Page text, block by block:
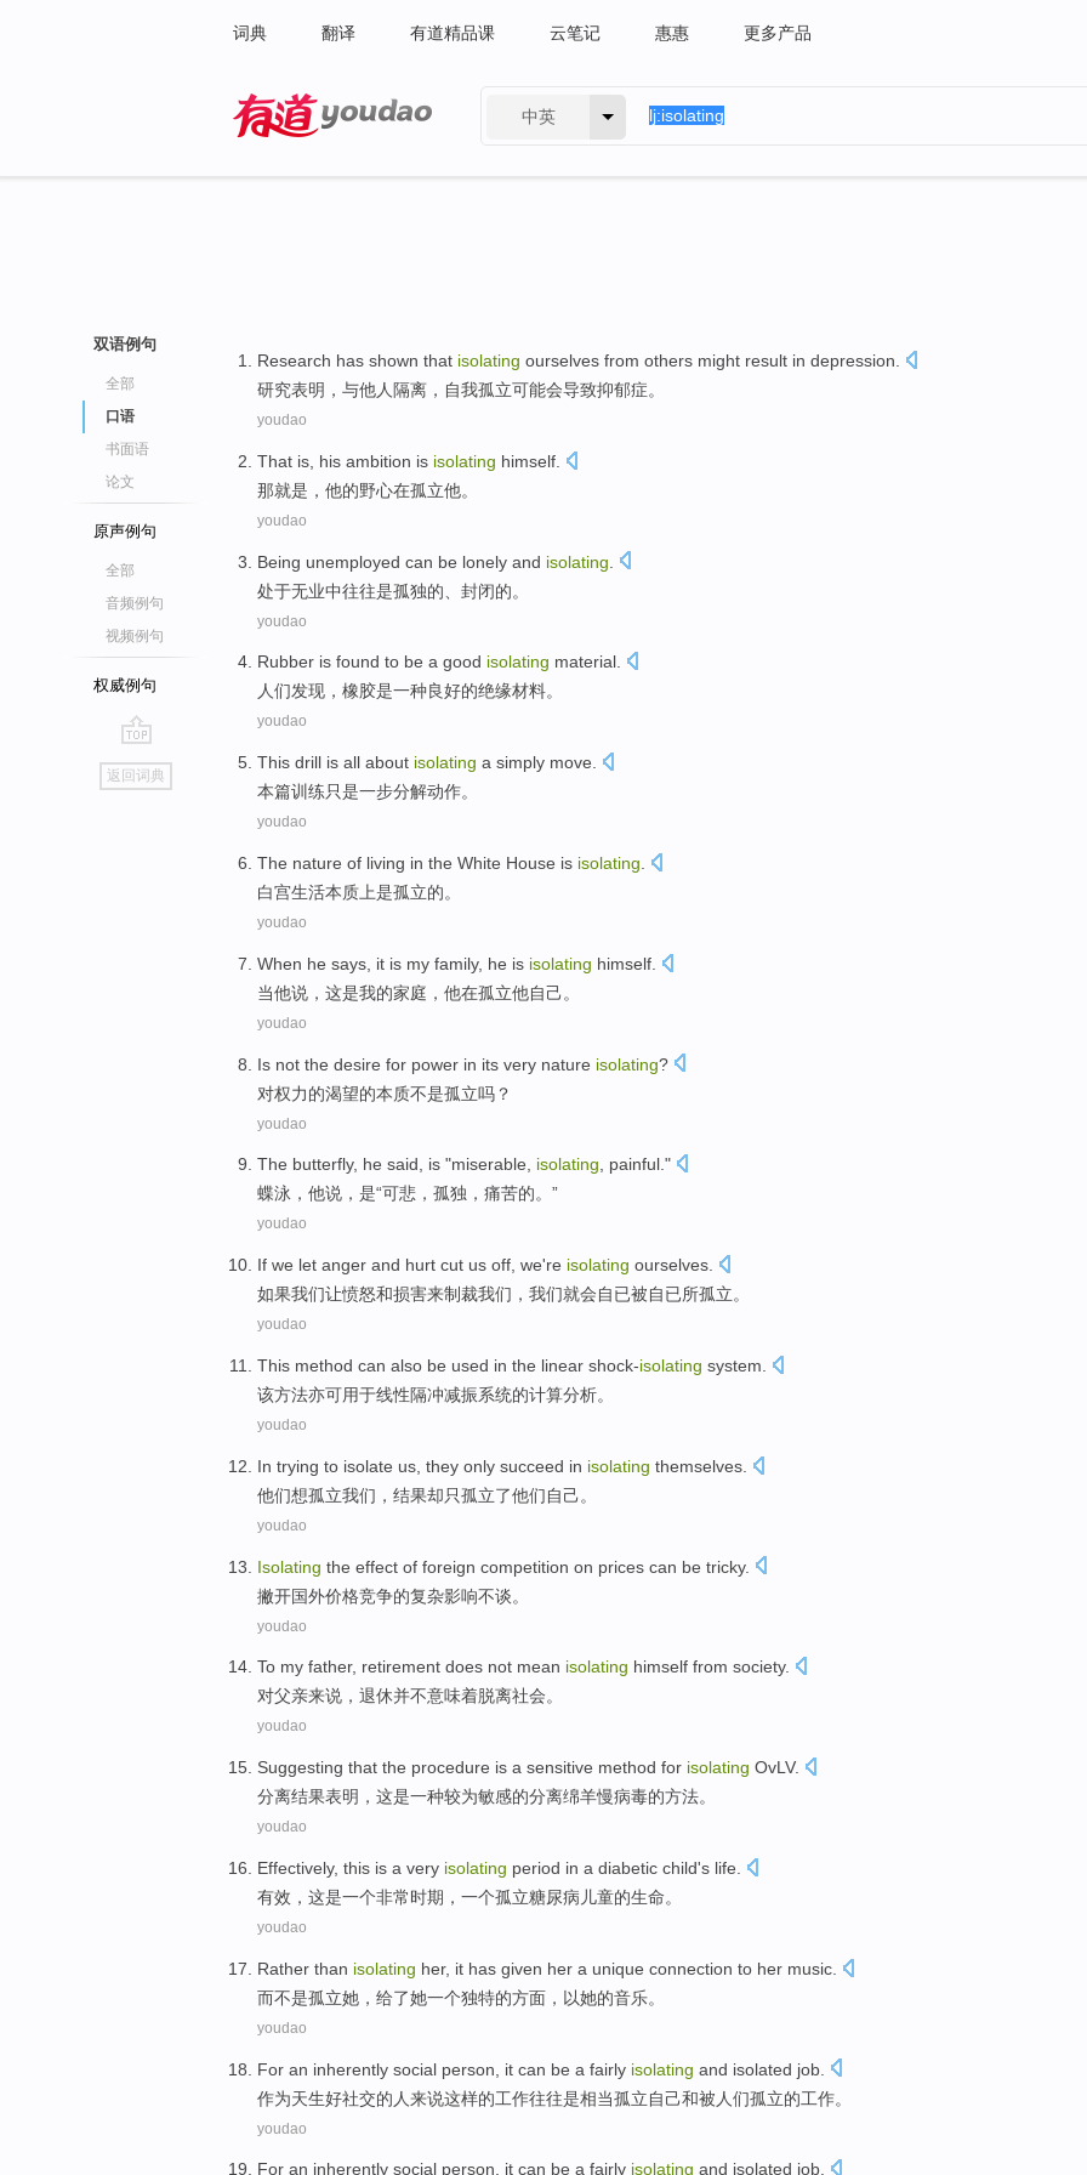
词典 翻译 有道精品课 云笔记 惠惠 更多产品
中英
双语例句
全部
口语
书面语
论文
原声例句
全部
音频例句
视频例句
权威例句
go
top
返回词典
Research has shown that isolating ourselves from others might result in depression
研究表明 ， 与他人 隔离 ， 自我孤立可能会导致抑郁症。
youdao
That is his ambition is isolating himself
那就是 ， 他的野心在孤立他。
youdao
Being unemployed can be lonely and isolating
处于无业中往往是孤独的、封闭的。
youdao
Rubber is found to be a good isolating material.
人们发现 ， 橡胶是一种良好的绝缘材料。
youdao
This drill is all about isolating a simply move
本篇训练只是一步分解动作。
youdao
The nature of living in the White House is isolating
白宫生活本质 上是孤立的。
youdao
When he says it is my family, he is isolating himself
当他说 ， 这是我的家庭 ，他在孤立他自己。
youdao
Is not the desire for power in its very nature isolating?
对权力的渴望的本质不是孤立吗？
youdao
The butterfly, he said, is "miserable, isolating, painful."
蝶泳 ， 他说 ， 是“可悲 ， 孤独 ， 痛苦的。”
youdao
If we let anger and hurt cut us off, we're isolating ourselves.
如果我们让愤怒和损害来制裁我们 ，我们就会自已被自已所孤立。
youdao
This method can also be used in the linear shock-isolating system
该方法亦可用于线性隔冲减振系统的计算分析。
youdao
In trying to isolate us they only succeed in isolating themselves
他们想孤立我们 ，结果却只孤立了他们自己。
youdao
Isolating the effect of foreign competition on prices can be tricky.
撇开国外价格竞争的复杂影响不谈。
youdao
To my father, retirement does not mean isolating himself from society.
对父亲来说， 退休并不意味着脱离社会。
youdao
Suggesting that the procedure is a sensitive method for isolating OvLV.
分离结果表明 ， 这是一种较为敏感的分离绵羊慢病毒的方法。
youdao
Effectively, this is a very isolating period in a diabetic child's life
有效 ， 这是一个非常时期 ，一个孤立糖尿病 儿童的生命。
youdao
Rather than isolating her, it has given her a unique connection to her music
而不是孤立她 ，给了她一个独特的方面 ， 以她的音乐。
youdao
For an inherently social person it can be a fairly isolating and isolated job
作为天生好社交的 人来说这样的工作往往是相当孤立自己和被人们孤立的工作。
youdao
For an inherently social person, it can be a fairly isolating and isolated job.